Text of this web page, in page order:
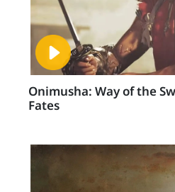
Onimusha: Way of the
Fates